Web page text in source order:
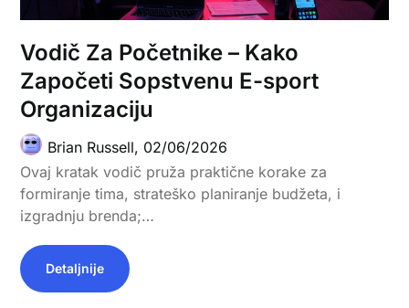
Vodič Za Početnike – Kako
Započeti Sopstvenu E-sport
Organizaciju
Brian Russell, 02/06/2026
Ovaj kratak vodič pruža praktične korake za
formiranje tima, strateško planiranje budžeta, i
izgradnju brenda;…
Detaljnije